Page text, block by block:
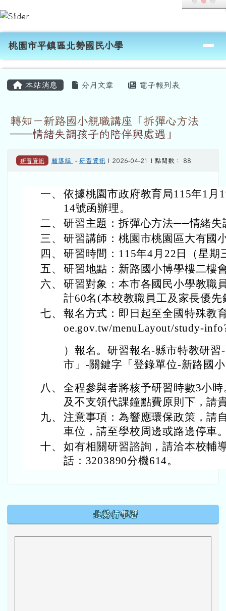
跳至主內容區
桃園市平鎮區北勢國民小學
導覽列
桃園市平鎮區北勢國民小學
本站消息 分月文章 電子報列表
轉知－新路國小親職講座「拆彈心方法
──情緒失調孩子的陪伴與處遇」
研習資訊 輔導組 - 研習資訊| 2026-04-21 | 點閱數： 88
一、 依據桃園市政府教育局115年1月
14號函辦理。
二、 研習主題：拆彈心方法──情緒失
三、 研習講師：桃園市桃園區大有國
四、 研習時間：115年4月22日（星期
五、 研習地點：新路國小博學樓二樓
六、 研習對象：本市各國民小學教職
計60名(本校教職員工及家長優先
七、 報名方式：即日起至全國特殊教
oe.gov.tw/menuLayout/study-
）報名。研習報名-縣市特教研
市」-關鍵字「登錄單位-新路國
八、 全程參與者將核予研習時數3小
及不支領代課鐘點費原則下，請
九、 注意事項：為響應環保政策，請
車位，請至學校周邊或路邊停車
十、 如有相關研習諮詢，請洽本校輔
話：3203890分機614。
北勢行事曆